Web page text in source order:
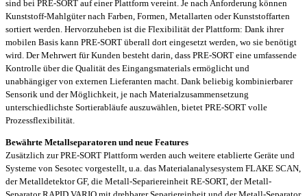
sind bei PRE-SORT auf einer Plattform vereint. Je nach Anforderung können
Kunststoff-Mahlgüter nach Farben, Formen, Metallarten oder Kunststoffarten
sortiert werden. Hervorzuheben ist die Flexibilität der Plattform: Dank ihrer
mobilen Basis kann PRE-SORT überall dort eingesetzt werden, wo sie benötigt
wird. Der Mehrwert für Kunden besteht darin, dass PRE-SORT eine umfassende
Kontrolle über die Qualität des Eingangsmaterials ermöglicht und
unabhängiger von externen Lieferanten macht. Dank beliebig kombinierbarer
Sensorik und der Möglichkeit, je nach Materialzusammensetzung
unterschiedlichste Sortierabläufe auszuwählen, bietet PRE-SORT volle
Prozessflexibilität.
Bewährte Metallseparatoren und neue Features
Zusätzlich zur PRE-SORT Plattform werden auch weitere etablierte Geräte und
Systeme von Sesotec vorgestellt, u.a. das Materialanalysesystem FLAKE SCAN,
der Metalldetektor GF, die Metall-Separiereinheit RE-SORT, der Metall-